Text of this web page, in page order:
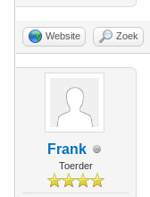
Website Zoek
Frank
Toerder